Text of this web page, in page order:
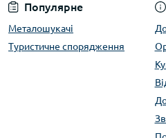
Популярне
Металошукачі
Туристичне спорядження